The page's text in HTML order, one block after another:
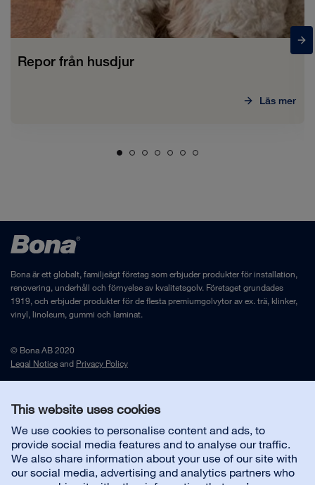
This website uses cookies
We use cookies to personalise content and ads, to
provide social media features and to analyse our traffic.
We also share information about your use of our site with
our social media, advertising and analytics partners who
Repor från husdjur
Läs mer
Bona är ett globalt, familjeägt företag som erbjuder produkter för installation,
renovering, underhåll och förnyelse av kvalitetsgolv. Företaget grundades
1919, och erbjuder produkter för de flesta premiumgolvytor av ex. trä, klinker,
vinyl, linoleum, gummi och laminat.
© Bona AB 2020
Legal Noticeand Privacy Policy
Kontakta oss
Kundsupport